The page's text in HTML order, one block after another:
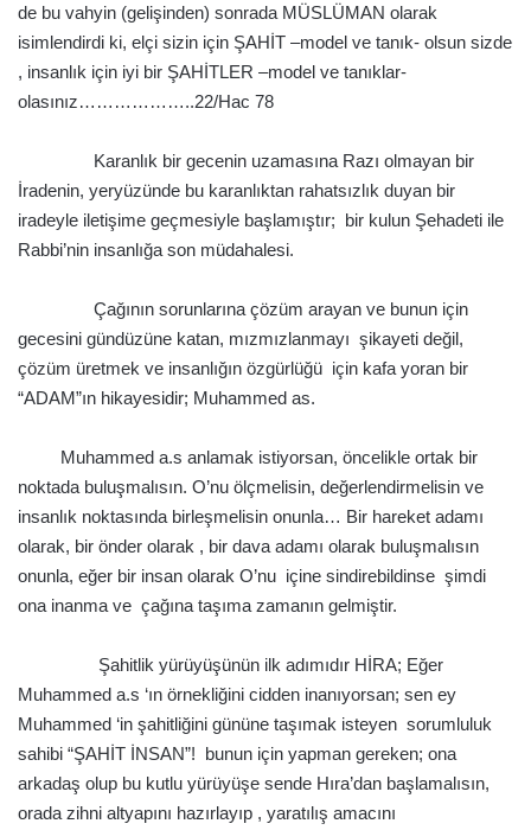
de bu vahyin (gelişinden) sonrada MÜSLÜMAN olarak
isimlendirdi ki, elçi sizin için ŞAHİT –model ve tanık- olsun sizde
, insanlık için iyi bir ŞAHİTLER –model ve tanıklar-
olasınız………………..22/Hac 78
Karanlık bir gecenin uzamasına Razı olmayan bir
İradenin, yeryüzünde bu karanlıktan rahatsızlık duyan bir
iradeyle iletişime geçmesiyle başlamıştır; bir kulun Şehadeti ile
Rabbi’nin insanlığa son müdahalesi.
Çağının sorunlarına çözüm arayan ve bunun için
gecesini gündüzüne katan, mızmızlanmayı şikayeti değil,
çözüm üretmek ve insanlığın özgürlüğü için kafa yoran bir
“ADAM”ın hikayesidir; Muhammed as.
Muhammed a.s anlamak istiyorsan, öncelikle ortak bir
noktada buluşmalısın. O’nu ölçmelisin, değerlendirmelisin ve
insanlık noktasında birleşmelisin onunla… Bir hareket adamı
olarak, bir önder olarak , bir dava adamı olarak buluşmalısın
onunla, eğer bir insan olarak O’nu içine sindirebildinse şimdi
ona inanma ve çağına taşıma zamanın gelmiştir.
Şahitlik yürüyüşünün ilk adımıdır HİRA; Eğer
Muhammed a.s ‘ın örnekliğini cidden inanıyorsan; sen ey
Muhammed ‘in şahitliğini gününe taşımak isteyen sorumluluk
sahibi “ŞAHİT İNSAN”! bunun için yapman gereken; ona
arkadaş olup bu kutlu yürüyüşe sende Hıra’dan başlamalısın,
orada zihni altyapını hazırlayıp , yaratılış amacını